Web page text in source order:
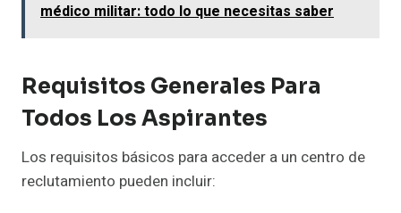
médico militar: todo lo que necesitas saber
Requisitos Generales Para
Todos Los Aspirantes
Los requisitos básicos para acceder a un centro de
reclutamiento pueden incluir: